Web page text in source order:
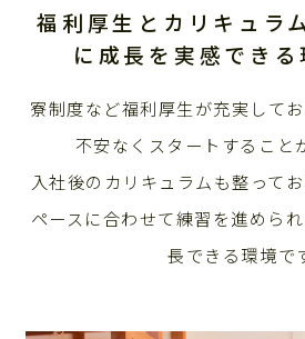
福利厚生とカリキュラ
に成長を実感できる
寮制度など福利厚生が充実してお
不安なくスタートすること
入社後のカリキュラムも整ってお
ペースに合わせて練習を進めら
長できる環境で